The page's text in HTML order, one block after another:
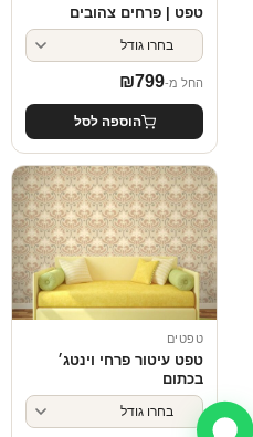
טפט | פרחים צהובים
החל מ- ₪799
הוספה לסל
טפטים
טפט עיטור פרחי וינטג׳
בכתום